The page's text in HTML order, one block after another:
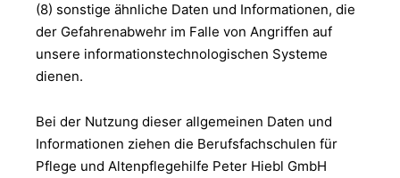
(8) sonstige ähnliche Daten und Informationen, die
der Gefahrenabwehr im Falle von Angriffen auf
unsere informationstechnologischen Systeme
dienen.
Bei der Nutzung dieser allgemeinen Daten und
Informationen ziehen die Berufsfachschulen für
Pflege und Altenpflegehilfe Peter Hiebl GmbH